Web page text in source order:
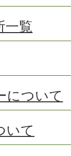
一覧
について
いて